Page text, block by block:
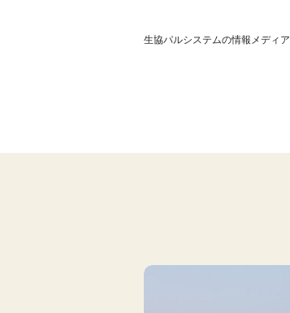
生協パルシステムの情報メディア